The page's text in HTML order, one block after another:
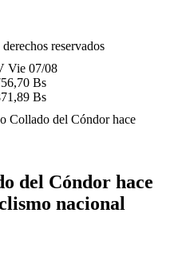
reservados
Vie 07/08
Bs
Bs
Collado del Cóndor hace
del Cóndor hace
nacional